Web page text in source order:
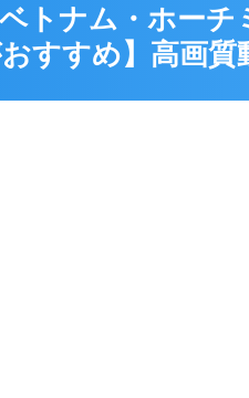
トナム・ホーチ
すすめ】高画質